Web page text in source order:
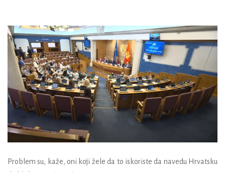
Problem su, kaže, oni koji žele da to iskoriste da navedu Hrvatsku